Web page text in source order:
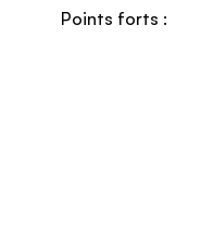
Points forts :